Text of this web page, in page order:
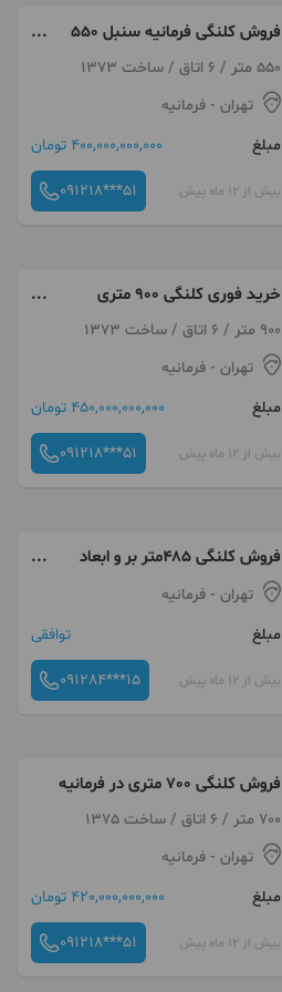
فروش کلنگی فرمانیه سنبل 550
متر تک مالک
550 متر / 6 اتاق / ساخت 1373
تهران - فرمانیه
مبلغ
400,000,000,000 تومان
بیش از 12 ماه پیش 091218***51
خرید فوری کلنگی 900 متری
فرمانیه
900 متر / 6 اتاق / ساخت 1373
تهران - فرمانیه
مبلغ
450,000,000,000 تومان
بیش از 12 ماه پیش 091218***51
فروش کلنگی ۴۸۵متر بر و ابعاد
عالی فرمانیه
تهران - فرمانیه
مبلغ
توافقی
بیش از 12 ماه پیش 091284***15
فروش کلنگی 700 متری در فرمانیه
700 متر / 6 اتاق / ساخت 1375
تهران - فرمانیه
مبلغ
420,000,000,000 تومان
بیش از 12 ماه پیش 091218***51